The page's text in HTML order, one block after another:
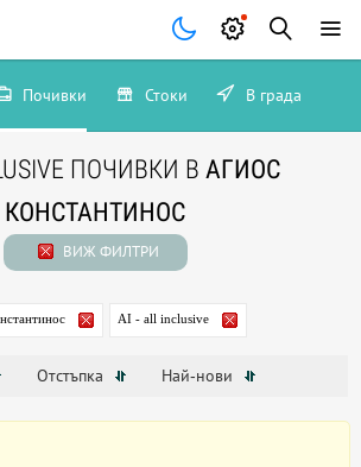
Почивки Стоки В града
ПОЧИВКИ В АГИОС
КОНСТАНТИНОС
ВИЖ ФИЛТРИ
AI - all inclusive
Отстъпка Най-нови